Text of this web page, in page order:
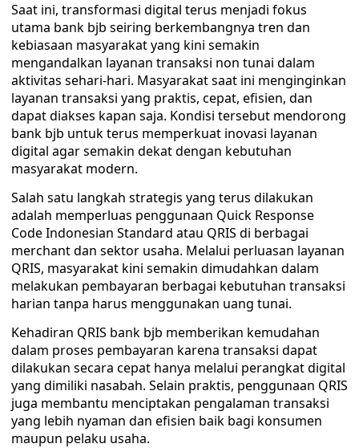
Saat ini, transformasi digital terus menjadi fokus
utama bank bjb seiring berkembangnya tren dan
kebiasaan masyarakat yang kini semakin
mengandalkan layanan transaksi non tunai dalam
aktivitas sehari-hari. Masyarakat saat ini menginginkan
layanan transaksi yang praktis, cepat, efisien, dan
dapat diakses kapan saja. Kondisi tersebut mendorong
bank bjb untuk terus memperkuat inovasi layanan
digital agar semakin dekat dengan kebutuhan
masyarakat modern.
Salah satu langkah strategis yang terus dilakukan
adalah memperluas penggunaan Quick Response
Code Indonesian Standard atau QRIS di berbagai
merchant dan sektor usaha. Melalui perluasan layanan
QRIS, masyarakat kini semakin dimudahkan dalam
melakukan pembayaran berbagai kebutuhan transaksi
harian tanpa harus menggunakan uang tunai.
Kehadiran QRIS bank bjb memberikan kemudahan
dalam proses pembayaran karena transaksi dapat
dilakukan secara cepat hanya melalui perangkat digital
yang dimiliki nasabah. Selain praktis, penggunaan QRIS
juga membantu menciptakan pengalaman transaksi
yang lebih nyaman dan efisien baik bagi konsumen
maupun pelaku usaha.